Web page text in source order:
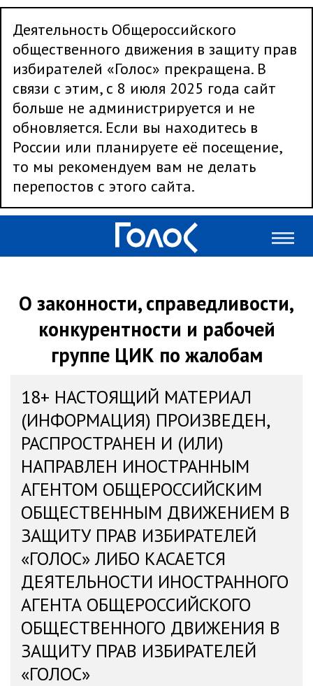
Деятельность Общероссийского
общественного движения в защиту прав
избирателей «Голос» прекращена. В
связи с этим, с 8 июля 2025 года сайт
больше не администрируется и не
обновляется. Если вы находитесь в
России или планируете её посещение,
то мы рекомендуем вам не делать
перепостов с этого сайта.
О законности, справедливости,
конкурентности и рабочей
группе ЦИК по жалобам
18+ НАСТОЯЩИЙ МАТЕРИАЛ
(ИНФОРМАЦИЯ) ПРОИЗВЕДЕН,
РАСПРОСТРАНЕН И (ИЛИ)
НАПРАВЛЕН ИНОСТРАННЫМ
АГЕНТОМ ОБЩЕРОССИЙСКИМ
ОБЩЕСТВЕННЫМ ДВИЖЕНИЕМ В
ЗАЩИТУ ПРАВ ИЗБИРАТЕЛЕЙ
«ГОЛОС» ЛИБО КАСАЕТСЯ
ДЕЯТЕЛЬНОСТИ ИНОСТРАННОГО
АГЕНТА ОБЩЕРОССИЙСКОГО
ОБЩЕСТВЕННОГО ДВИЖЕНИЯ В
ЗАЩИТУ ПРАВ ИЗБИРАТЕЛЕЙ
«ГОЛОС»